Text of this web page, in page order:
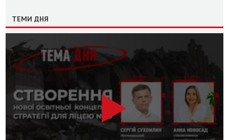
ТЕМИ ДНЯ